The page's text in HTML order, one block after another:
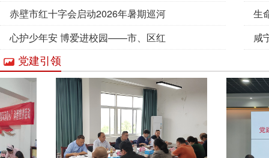
记四星级红
赤壁市红十字会启动2026年暑期巡河
守护行动
心护少年安 博爱进校园——市、区红
十字会开展
2026-07-02
生
咸
党建引领